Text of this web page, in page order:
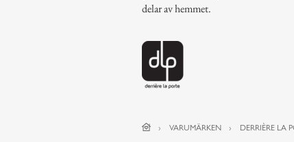
delar av hemmet.
VARUMÄRKEN DERRIÈRE LA